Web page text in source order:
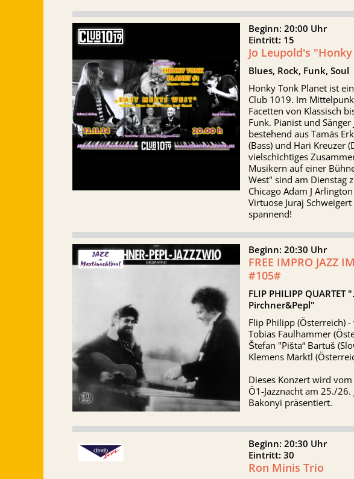
Beginn: 20:00 Uhr
Eintritt: 15
Jo Leupold's
Blues, Rock, Funk, Soul
Honky Tonk Planet ist
Club 1019. Im
Facetten von Klassisch
Funk. Pianist und
bestehend aus Tamás
(Bass) und Hari Kreuzer
vielschichtiges
Musikern auf einer
West" sind am Dienstag
Chicago Adam J
Virtuose Juraj
spannend!
Beginn: 20:30 Uhr
FREE IMPRO JAZZ
#105#
FLIP PHILIPP
Pirchner&Pepl"
Flip Philipp (Österreich)
Tobias Faulhammer
Štefan "Pišta“ Bartuš
Klemens Marktl
Dieses Konzert wird
Ö1-Jazznacht am 25./
Bakonyi präsentiert.
Beginn: 20:30 Uhr
Eintritt: 30
Ron Minis Trio